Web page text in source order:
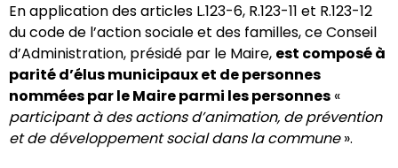
En application des articles L.123-6, R.123-11 et R.123-12
du code de l’action sociale et des familles, ce Conseil
d’Administration, présidé par le Maire, est composé à
parité d’élus municipaux et de personnes
nommées par le Maire parmi les personnes «
participant à des actions d’animation, de prévention
et de développement social dans la commune».